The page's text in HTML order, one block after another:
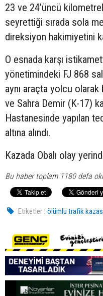
23 ve 24’üncü
seyrettiği sırada sola
direksiyon hakimiyetini
O esnada karşı
yönetimindeki FJ 868
aynı araçta yolcu
ve Sahra Demir (K-17)
Hastanesinde yapılan
altına alındı.
Kazada Obalı olay
Bu haber toplam 1180 defa
Etiketler : ölümlü trafik